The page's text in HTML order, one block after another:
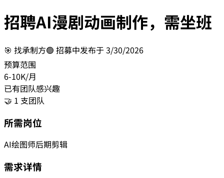
招聘AI漫剧动画制作，需坐班
🎯 找承制方🟢 招募中发布于3/30/2026
预算范围
6-10K/月
已有团队感兴趣
🤝 1 支团队
所需岗位
AI绘图师后期剪辑
需求详情